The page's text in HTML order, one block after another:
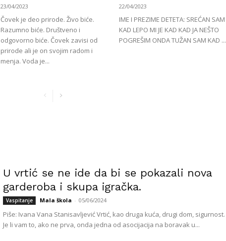
23/04/2023
Čovek je deo prirode. Živo biće.
Razumno biće. Društveno i
odgovorno biće. Čovek zavisi od
prirode ali je on svojim radom i
menja. Voda je...
22/04/2023
IME I PREZIME DETETA: SREĆAN SAM
KAD LEPO MI JE KAD KAD JA NEŠTO
POGREŠIM ONDA TUŽAN SAM KAD ...
U vrtić se ne ide da bi se pokazali nova
garderoba i skupa igračka.
Vaspitanje Mala škola - 05/06/2024
Piše: Ivana Vana Stanisavljević Vrtić, kao druga kuća, drugi dom, sigurnost.
Je li vam to, ako ne prva, onda jedna od asocijacija na boravak u...